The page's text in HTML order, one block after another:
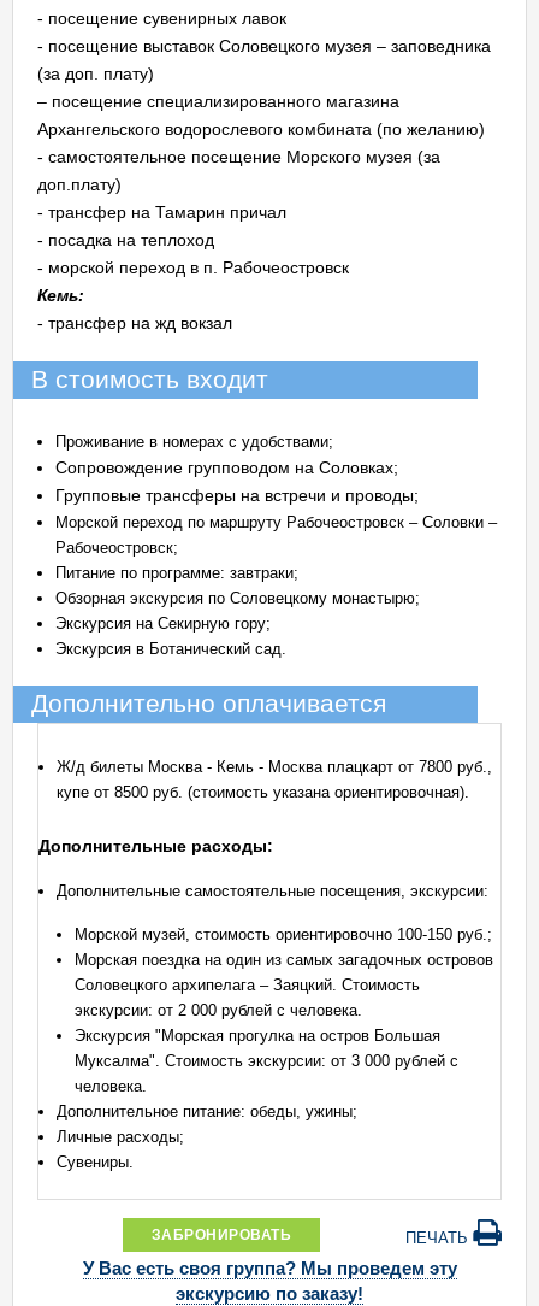
- посещение сувенирных лавок
- посещение выставок Соловецкого музея – заповедника
(за доп. плату)
– посещение специализированного магазина
Архангельского водорослевого комбината (по желанию)
- самостоятельное посещение Морского музея (за
доп.плату)
- трансфер на Тамарин причал
- посадка на теплоход
- морской переход в п. Рабочеостровск
Кемь:
- трансфер на жд вокзал
В стоимость входит
Проживание в номерах с удобствами;
Сопровождение групповодом на Соловках;
Групповые трансферы на встречи и проводы;
Морской переход по маршруту Рабочеостровск – Соловки –
Рабочеостровск;
Питание по программе: завтраки;
Обзорная экскурсия по Соловецкому монастырю;
Экскурсия на Секирную гору;
Экскурсия в Ботанический сад.
Дополнительно оплачивается
Ж/д билеты Москва - Кемь - Москва плацкарт от 7800 руб.,
купе от 8500 руб. (стоимость указана ориентировочная).
Дополнительные расходы:
Дополнительные самостоятельные посещения, экскурсии:
Морской музей, стоимость ориентировочно 100-150 руб.;
Морская поездка на один из самых загадочных островов
Соловецкого архипелага – Заяцкий. Стоимость
экскурсии: от 2 000 рублей с человека.
Экскурсия "Морская прогулка на остров Большая
Муксалма". Стоимость экскурсии: от 3 000 рублей с
человека.
Дополнительное питание: обеды, ужины;
Личные расходы;
Сувениры.
ЗАБРОНИРОВАТЬ ПЕЧАТЬ
У Вас есть своя группа? Мы проведем эту
экскурсию по заказу!